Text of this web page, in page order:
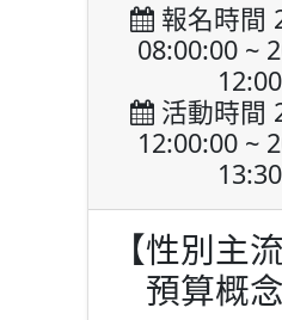
報名時間
08:00:00 ~
活動時間
12:00:00 ~
【性別主
預算概